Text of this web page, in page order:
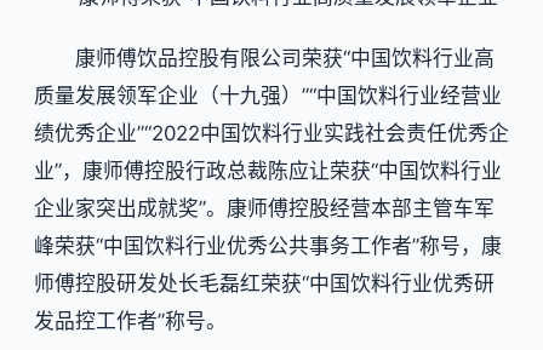
康师傅饮品控股有限公司荣获“中国饮料行业高
质量发展领军企业（十九强）”“中国饮料行业经营业
绩优秀企业”“2022中国饮料行业实践社会责任优秀企
业”，康师傅控股行政总裁陈应让荣获“中国饮料行业
企业家突出成就奖”。康师傅控股经营本部主管车军
峰荣获“中国饮料行业优秀公共事务工作者”称号，康
师傅控股研发处长毛磊红荣获“中国饮料行业优秀研
发品控工作者”称号。